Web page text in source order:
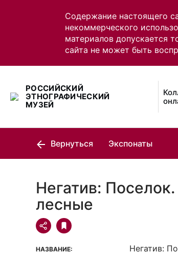
Содержание настоящего
некоммерческого
материалов допускается
сайта не может быть
РОССИЙСКИЙ
ЭТНОГРАФИЧЕСКИЙ
МУЗЕЙ
Вернуться Экспонаты
Негатив:
лесные
НАЗВАНИЕ: Негатив: